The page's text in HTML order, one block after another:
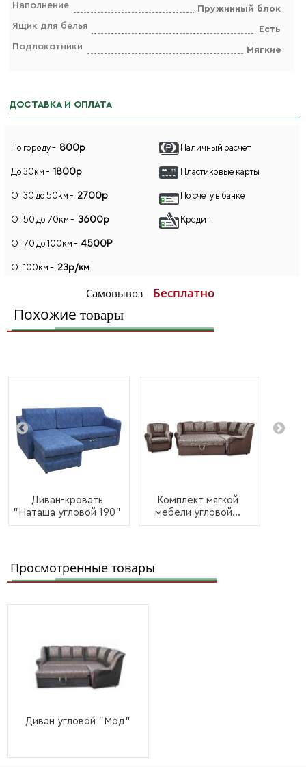
Наполнение
Пружинный блок
Ящик для белья
Есть
Подлокотники
Мягкие
ДОСТАВКА И ОПЛАТА
По городу - 800р
До 30км - 1800р
От 30 до 50км - 2700р
От 50 до 70км - 3600р
От 70 до 100км - 4500Р
От 100км - 23р/км
Самовывоз Бесплатно
Наличный расчет
Пластиковые карты
По счету в банке
Кредит
Похожие товары
Диван-кровать
"Наташа угловой 190"
Комплект мягкой
мебели угловой...
Просмотренные товары
Диван угловой "Мод"